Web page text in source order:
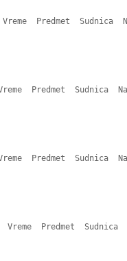
Predmet  Sudnica
Predmet  Sudnica
Predmet  Sudnica
Vreme  Predmet  Sudnica